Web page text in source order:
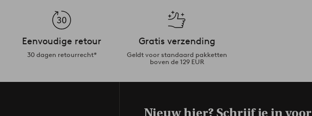
Eenvoudige retour
30 dagen retourrecht*
Gratis verzending
Geldt voor standaard pakketten
boven de 129 EUR
Nieuw hier? Schrijf je in voor